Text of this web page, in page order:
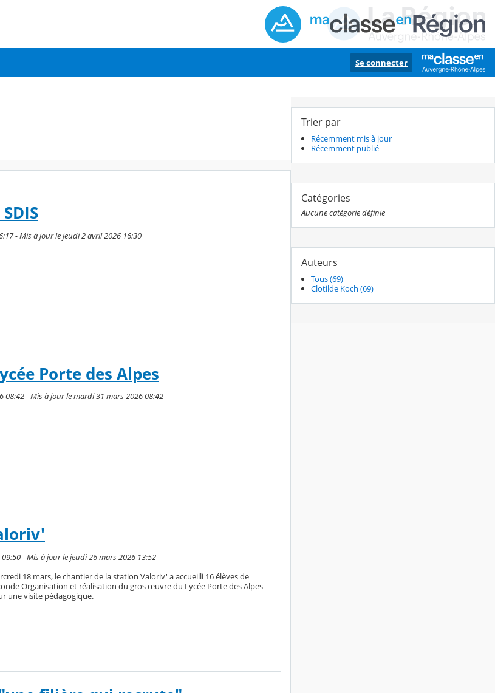
Se connecter
- Mis à jour le jeudi 2 avril 2026 16:30
Porte des Alpes
- Mis à jour le mardi 31 mars 2026 08:42
- Mis à jour le jeudi 26 mars 2026 13:52
18 mars, le chantier de la station Valoriv' a accueilli 16 élèves de
Organisation et réalisation du gros œuvre du Lycée Porte des Alpes
une visite pédagogique.
Trier par
Récemment mis à jour
Récemment publié
Catégories
Aucune catégorie définie
Auteurs
Tous (69)
Clotilde Koch (69)